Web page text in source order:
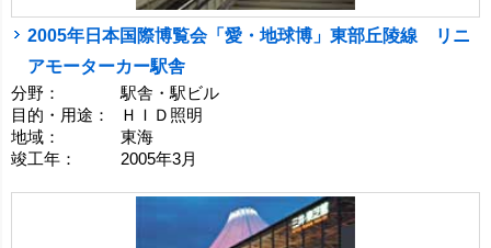
2005年日本国際博覧会「愛・地球博」東部丘陵線 リニ
アモーターカー駅舎
分野：
駅舎・駅ビル
目的・用途：
ＨＩＤ照明
地域：
東海
竣工年：
2005年3月